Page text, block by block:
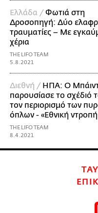
Ελλάδα / Φωτιά στη
Δροσοπηγή: Δύο
τραυματίες – Με
χέρια
THE LIFO TEAM
5.8.2021
Διεθνή / ΗΠΑ: Ο
παρουσίασε το σχέδιό
τον περιορισμό των
όπλων - «Εθνική ντροπή
THE LIFO TEAM
8.4.2021